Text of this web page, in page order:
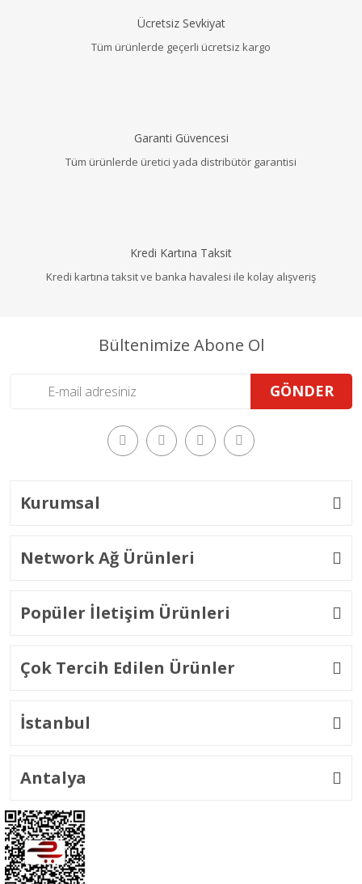
Ücretsiz Sevkiyat
Tüm ürünlerde geçerli ücretsiz kargo
Garanti Güvencesi
Tüm ürünlerde üretici yada distribütör garantisi
Kredi Kartına Taksit
Kredi kartına taksit ve banka havalesi ile kolay alışveriş
Bültenimize Abone Ol
GÖNDER
Kurumsal
Network Ağ Ürünleri
Popüler İletişim Ürünleri
Çok Tercih Edilen Ürünler
İstanbul
Antalya